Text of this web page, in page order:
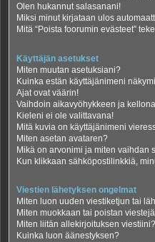
Olen hukannut salasanani!
Miksi minut kirjataan ulos
Mitä “Poista foorumin evästeet”
Käyttäjän asetukset
Miten muutan asetuksiani?
Kuinka estän käyttäjänimeni
Ajat ovat väärin!
Vaihdoin aikavyöhykkeen ja
Kieleni ei ole valittavana!
Mitä kuvia on käyttäjänimeni
Miten asetan avataren?
Mikä on arvonimi ja miten vaihdan
Kun klikkaan sähköpostilinkkiä,
Viestien lähetyksen ongelmat
Miten luon uuden viestiketjun tai
Miten muokkaan tai poistan
Miten liitän allekirjoituksen viestiini?
Kuinka luon äänestyksen?